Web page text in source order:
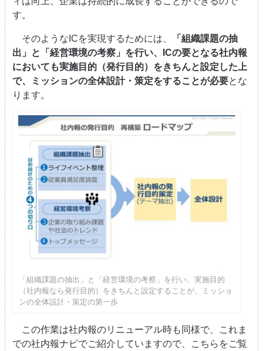
す。
そのようなICを実現するためには、
「組織課題の抽
出」と「経営環境の考察」を行い、ICの要となる社内報
においても実施目的（発行目的）をきちんと設定した上
で、ミッションの全体設計・策定をすることが必要とな
ります。
「組織課題の抽出」と「経営環境の考察」を行い、実施目的
（社内報なら発行目的）をきちんと設定することが、ミッショ
ンの全体設計・策定の第一歩
この作業は社内報のリニューアル時も同様で、これま
での社内報ナビでご紹介していますので、こちらをご覧